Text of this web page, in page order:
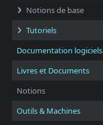
Notions de base
Tutoriels
Documentation logiciels
Livres et Documents
Notions
Outils & Machines